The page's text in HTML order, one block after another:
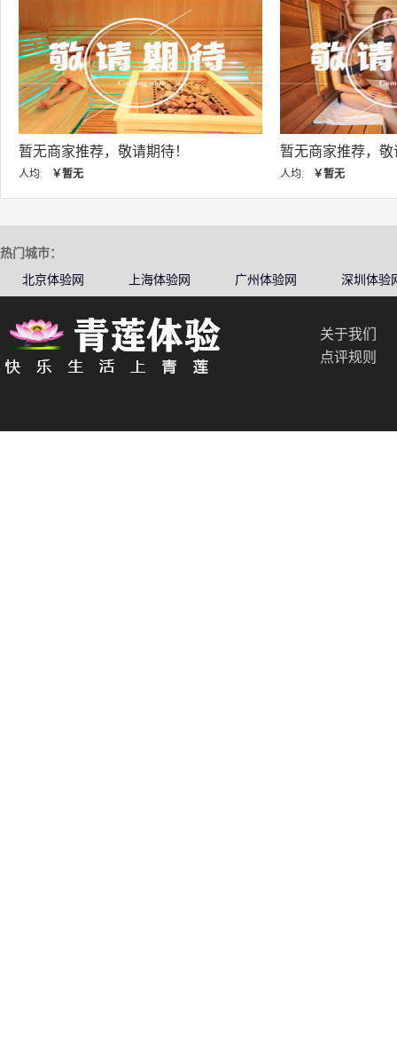
暂无商家推荐，敬请期待！
人均: ￥暂无
暂无商家推荐，
人均: ￥暂无
热门城市：
北京体验网
上海体验网 广州体验网 深圳体验
关于我们
点评规则